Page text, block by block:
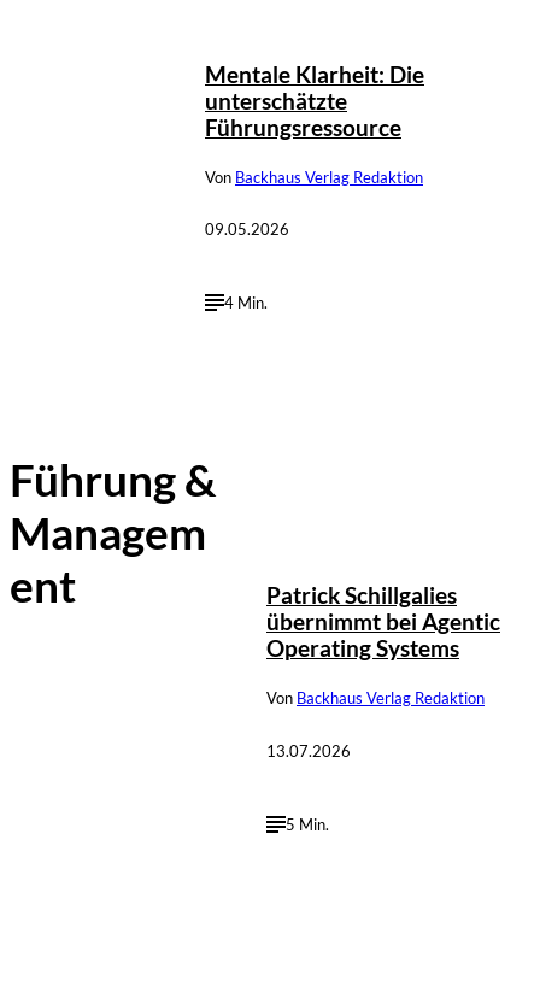
Mentale Klarheit: Die
unterschätzte
Führungsressource
Von Backhaus Verlag Redaktion
09.05.2026
4 Min.
Führung &
Managem
ent
Patrick Schillgalies
übernimmt bei Agentic
Operating Systems
Von Backhaus Verlag Redaktion
13.07.2026
5 Min.